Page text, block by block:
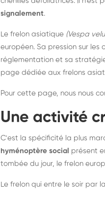
signalement.
Le frelon asiatique (Vespa
européen. Sa pression sur
réglementation et sa
page dédiée aux frelons
Pour cette page, nous nous
Une activité
C'est la spécificité la plus
hyménoptère social présent
tombée du jour, le frelon
Le frelon qui entre le soir par